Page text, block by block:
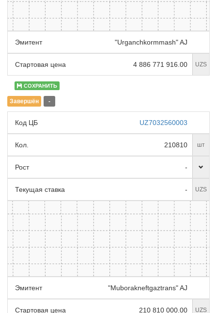
Эмитент "Urganchkormmash" AJ
Стартовая цена 4 886 771 916.00 UZS
СОХРАНИТЬ
Завершён -
Код ЦБ UZ7032560003
Кол. 210810 шт
Рост -
Текущая ставка - UZS
Эмитент "Muborakneftgaztrans" AJ
Стартовая цена 210 810 000.00 UZS